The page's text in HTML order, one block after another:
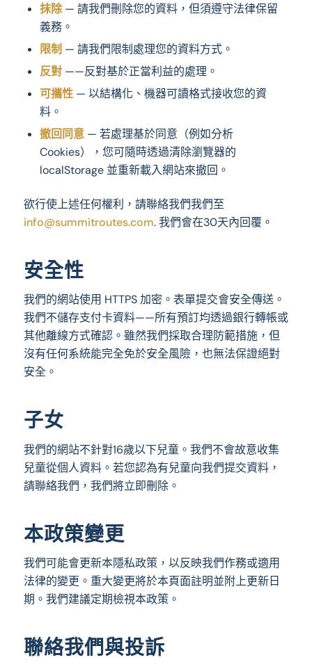
抹除— 請我們刪除您的資料，但須遵守法律保留
義務。
限制 — 請我們限制處理您的資料方式。
反對——反對基於正當利益的處理。
可攜性— 以結構化、機器可讀格式接收您的資
料。
撤回同意— 若處理基於同意（例如分析
Cookies），您可隨時透過清除瀏覽器的
localStorage 並重新載入網站來撤回。
欲行使上述任何權利，請聯絡我們我們至
info@summitroutes.com. 我們會在30天內回覆。
安全性
我們的網站使用 HTTPS 加密。表單提交會安全傳送。
我們不儲存支付卡資料——所有預訂均透過銀行轉帳或
其他離線方式確認。雖然我們採取合理防範措施，但
沒有任何系統能完全免於安全風險，也無法保證絕對
安全。
子女
我們的網站不針對16歲以下兒童。我們不會故意收集
兒童從個人資料。若您認為有兒童向我們提交資料，
請聯絡我們，我們將立即刪除。
本政策變更
我們可能會更新本隱私政策，以反映我們作務或適用
法律的變更。重大變更將於本頁面註明並附上更新日
期。我們建議定期檢視本政策。
聯絡我們與投訴